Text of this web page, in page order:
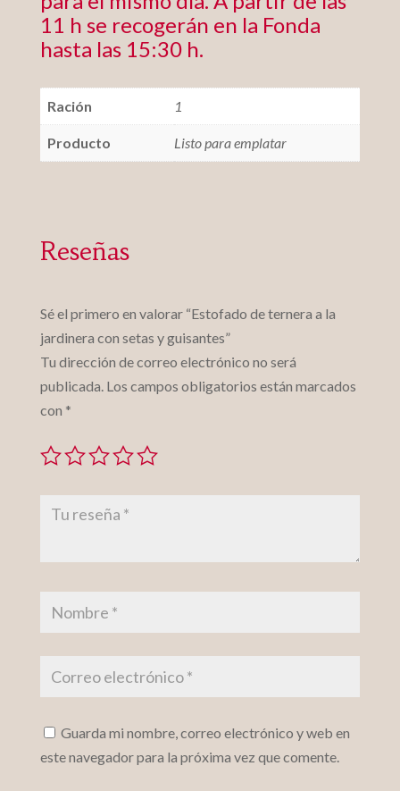
11 h se recogerán en la Fonda
hasta las 15:30 h.
Ración 1
Producto Listo para emplatar
Reseñas
Sé el primero en valorar “Estofado de ternera a la
jardinera con setas y guisantes”
Tu dirección de correo electrónico no será
publicada. Los campos obligatorios están marcados
con *
Guarda mi nombre, correo electrónico y web en
este navegador para la próxima vez que comente.